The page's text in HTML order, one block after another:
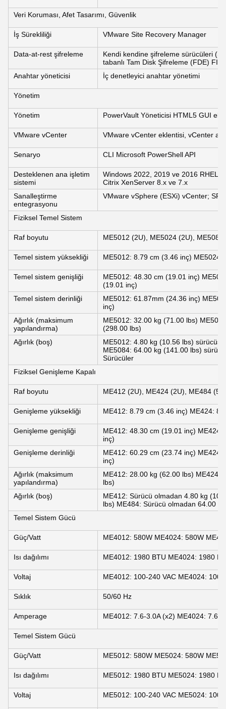
Veri Koruması, Afet Tasarımı, Güvenlik
İş Sürekliliği VMware Site Recovery Manager
Data-at-rest şifreleme
Kendi kendine şifreleme sürücüleri
tabanlı Tam Disk Şifreleme (FDE)
Anahtar yöneticisi
İç denetleyici anahtar yönetimi
Yönetim
Yönetim PowerVault Yöneticisi HTML5 GUI
VMware vCenter VMware vCenter eklentisi, vCenter
Senaryo CLI Microsoft PowerShell API
Desteklenen ana işletim
sistemi
Windows 2022, 2019 ve 2016 RHEL
Citrix XenServer 8.x ve 7.x
Sanalleştirme
entegrasyonu
VMware vSphere (ESXi) vCenter;
Fiziksel Temel Sistem
Raf boyutu ME5012 (2U), ME5024 (2U), ME5084
Temel sistem yüksekliği ME5012: 8.79 cm (3.46 inç)
Temel sistem genişliği
ME5012: 48.30 cm (19.01 inç)
(19.01 inç)
Temel sistem derinliği
ME5012: 61.87mm (24.36 inç)
inç)
Ağırlık (maksimum
yapılandırma)
ME5012: 32.00 kg (71.00 lbs)
(298.00 lbs)
Ağırlık (boş)
ME5012: 4.80 kg (10.56 lbs)
ME5084: 64.00 kg (141.00 lbs)
Sürücüler
Fiziksel Genişleme Kapalı
Raf boyutu ME412 (2U), ME424 (2U), ME484
Genişleme yüksekliği ME412: 8.79 cm (3.46 inç) ME424:
Genişleme genişliği
ME412: 48.30 cm (19.01 inç)
inç)
Genişleme derinliği
ME412: 60.29 cm (23.74 inç)
inç)
Ağırlık (maksimum
yapılandırma)
ME412: 28.00 kg (62.00 lbs) ME424:
lbs)
Ağırlık (boş)
ME412: Sürücü olmadan 4.80 kg
lbs) ME484: Sürücü olmadan 64.00
Temel Sistem Gücü
Güç/Vatt ME4012: 580W ME4024: 580W
Isı dağılımı ME4012: 1980 BTU ME4024: 1980
Voltaj ME4012: 100-240 VAC ME4024:
Sıklık 50/60 Hz
Amperage ME4012: 7.6-3.0A (x2) ME4024: 7.6-
Temel Sistem Gücü
Güç/Vatt ME5012: 580W ME5024: 580W
Isı dağılımı ME5012: 1980 BTU ME5024: 1980
Voltaj ME5012: 100-240 VAC ME5024: